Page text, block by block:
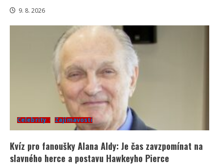
9. 8. 2026
Celebrity Zajímavosti
Kvíz pro fanoušky Alana Aldy: Je čas zavzpomínat na
slavného herce a postavu Hawkeyho Pierce